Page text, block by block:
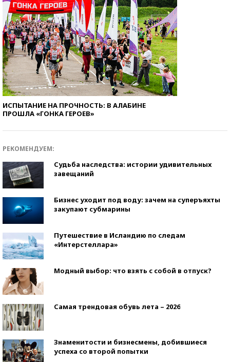
ИСПЫТАНИЕ НА ПРОЧНОСТЬ: В АЛАБИНЕ
ПРОШЛА «ГОНКА ГЕРОЕВ»
РЕКОМЕНДУЕМ:
Судьба наследства: истории удивительных
завещаний
Бизнес уходит под воду: зачем на суперъяхты
закупают субмарины
Путешествие в Исландию по следам
«Интерстеллара»
Модный выбор: что взять с собой в отпуск?
Самая трендовая обувь лета – 2026
Знаменитости и бизнесмены, добившиеся
успеха со второй попытки